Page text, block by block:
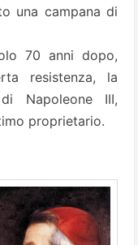
una campana di
70 anni dopo,
resistenza, la
Napoleone III,
proprietario.